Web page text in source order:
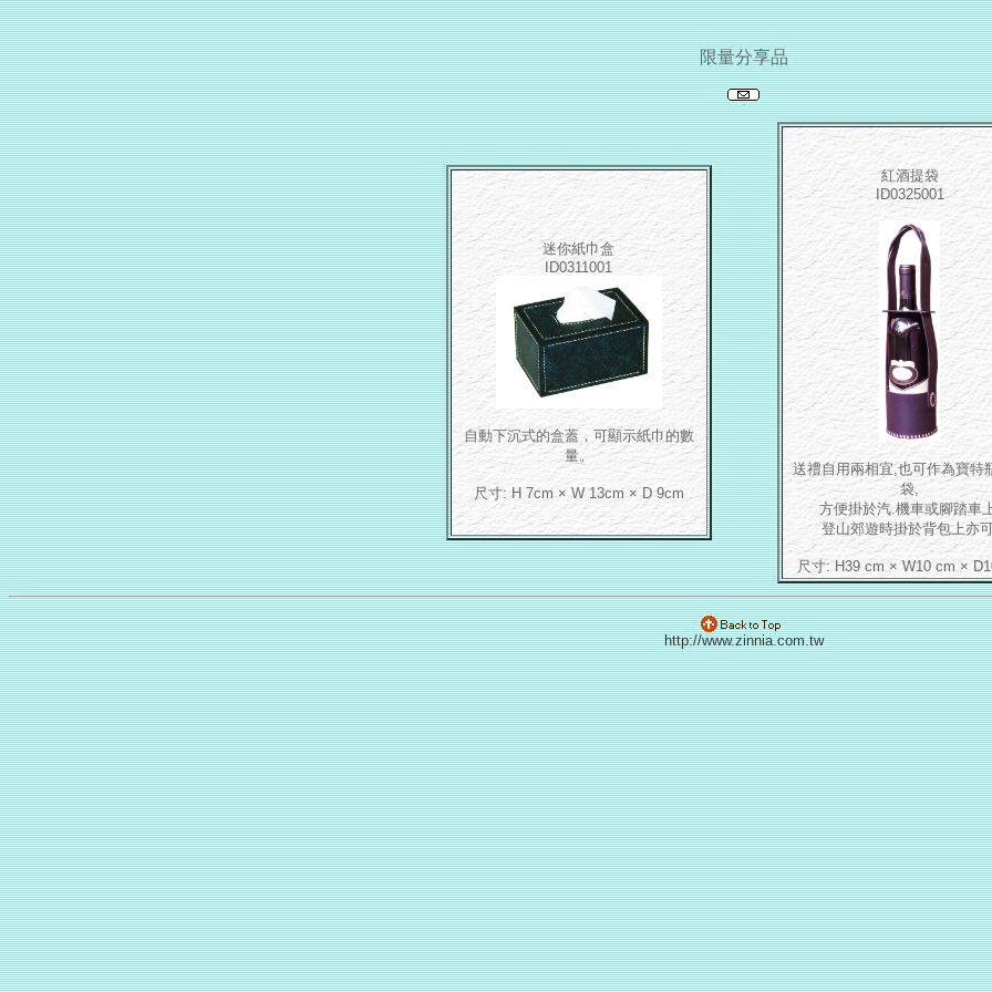
限量分享品
迷你紙巾盒
ID0311001
自動下沉式的盒蓋，可顯示紙巾的數
量。
尺寸: H 7cm × W 13cm × D 9cm
紅酒提袋
ID0325001
送禮自用兩相宜,也可作為寶特
袋,
方便掛於汽.機車或腳踏車
登山郊遊時掛於背包上亦
尺寸: H39 cm × W10 cm ×
http://www.zinnia.com.tw